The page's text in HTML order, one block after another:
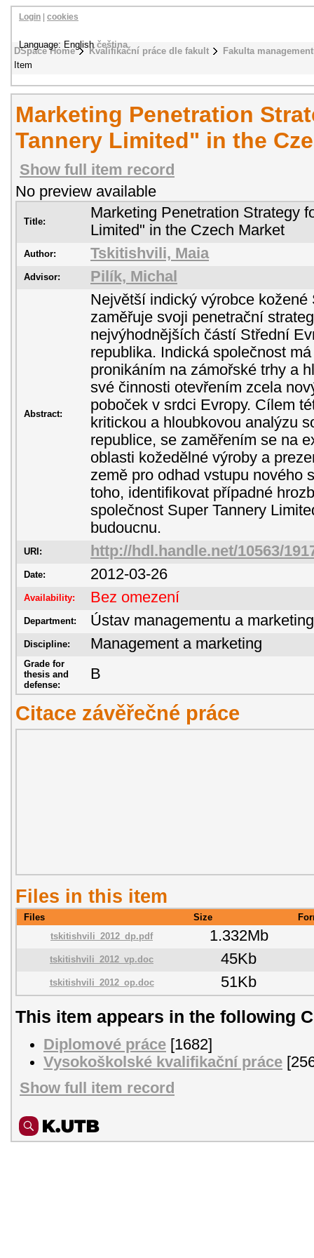
DSpace Home Kvalifikační práce dle fakult
Fakulta
Item
Login cookies
Language: Englishčeština
Marketing Penetration
Tannery Limited" in the
Show full item record
No preview available
Title:
Marketing Penetration Strategy
Limited" in the Czech Market
Author: Tskitishvili, Maia
Advisor: Pilík, Michal
Abstract:
Největší indický výrobce kožené
zaměřuje svoji penetrační
nejvýhodnějších částí Střední
republika. Indická společnost
pronikáním na zámořské trhy a
své činnosti otevřením zcela
poboček v srdci Evropy. Cílem
kritickou a hloubkovou analýzu
republice, se zaměřením se na
oblasti kožedělné výroby a
země pro odhad vstupu nového
toho, identifikovat případné
společnost Super Tannery
budoucnu.
URI: http://hdl.handle.net/10563/
Date: 2012-03-26
Availability: Bez omezení
Department: Ústav managementu a
Discipline: Management a marketing
Grade for
thesis and
defense:
B
Citace závěřečné práce
Files in this item
Files Size
tskitishvili_2012_dp.pdf
1.332Mb
tskitishvili_2012_vp.doc 45Kb
tskitishvili_2012_op.doc 51Kb
This item appears in the following
Diplomové práce [1682]
Vysokoškolské kvalifikační práce
Show full item record